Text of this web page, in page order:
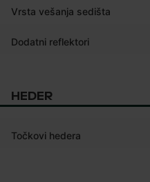
Vrsta vešanja sedišta
Dodatni reflektori
HEDER
Točkovi hedera